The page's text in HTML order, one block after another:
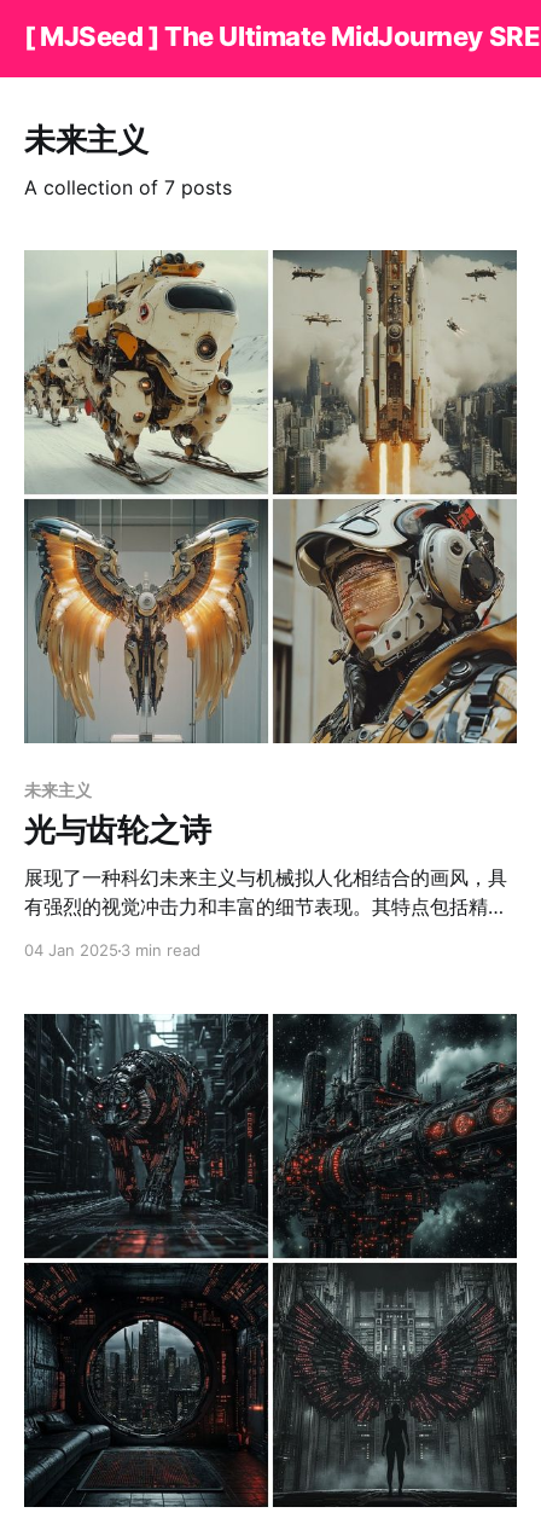
[ MJSeed ] The Ultimate MidJourney
未来主义
A collection of 7 posts
未来主义
光与齿轮之诗
展现了一种科幻未来主义与机械拟人化相结合的画风，具
有强烈的视觉冲击力和丰富的细节表现。其特点包括精密
类特征与外骨骼装甲的结合，或完全拟人化的机器人造
型，强调科技与生物之间的融合关系。此外，背景与主体
构图平衡，通过废土城市、飞行器和自然元素的透视拉开
空间，突出了画面深度，同时让背景服务于主体而不喧宾
夺主。动静结合的手法贯穿作品，悬浮飞行器与机械装甲
表现出强烈的动态感，而废土景观和建筑结构提供稳定的
视觉基底，形成动静对比的平衡。 应用场景： 1. 科幻影
视作品：适合作为未来城市、废土文明或机械角色的设
定，营造逼真的视觉氛围与世界观。 2. 游戏角色设计：用
于描绘高科技机械角色或拟人化生物角色，增强玩家的视
觉冲击力与代入感。 3. 插画与封面设计：适合科幻小说封
面或主题插画，展现细腻的画面语言和故事性。 4. 概念艺
术开发：用于影视或游戏前期概念设计，构建未来科技与
末世环境的整体视觉框架。 5. 展览与艺术项目：适合展现
科幻与
04 Jan 2025 3 min read